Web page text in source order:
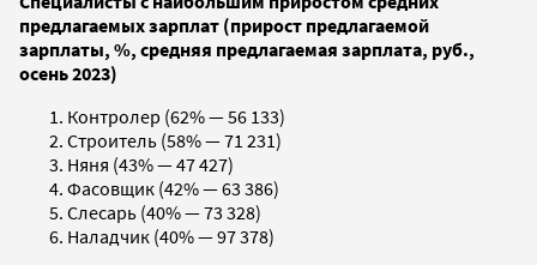
предлагаемых зарплат (прирост предлагаемой
зарплаты, %, средняя предлагаемая зарплата, руб.,
осень 2023)
Контролер (62% — 56 133)
Строитель (58% — 71 231)
Няня (43% — 47 427)
Фасовщик (42% — 63 386)
Слесарь (40% — 73 328)
Наладчик (40% — 97 378)